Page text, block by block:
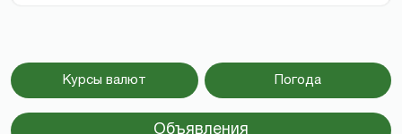
Курсы валют Погода
Объявления